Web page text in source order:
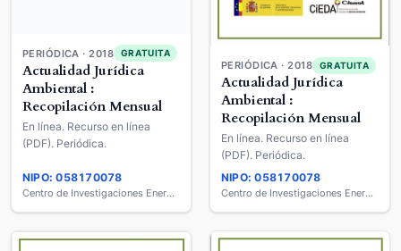
PERIÓDICA · 2018 GRATUITA
Actualidad Jurídica
Ambiental :
Recopilación Mensual
En línea. Recurso en línea
NIPO: 058170078
PERIÓDICA · 2018 GRATUITA
Actualidad Jurídica
Ambiental :
Recopilación Mensual
En línea. Recurso en línea
NIPO: 058170078